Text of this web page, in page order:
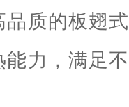
品质的板翅
力，满足